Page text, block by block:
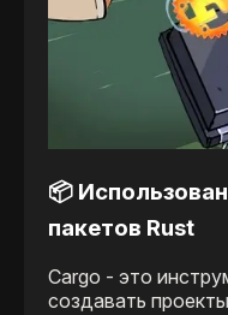
📦
пакетов Rust
Cargo - это
создавать